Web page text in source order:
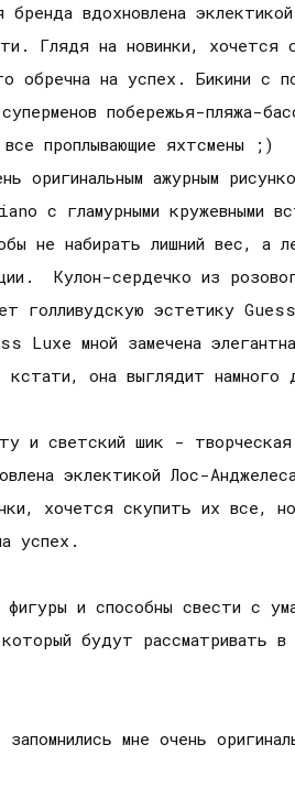
вдохновлена
Глядя на новинки,
на успех. Бикини с
побережья-пляжа-
проплывающие яхтсмены ;)
оригинальным ажурным
с гламурными кружевными
не набирать лишний вес, а
Кулон-сердечко из
голливудскую эстетику
мной замечена
кстати, она выглядит
и светский шик -
эклектикой Лос-
хочется скупить их все,
успех.
и способны свести с
будут рассматривать в
мне очень